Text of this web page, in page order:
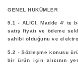
GENEL HÜKÜMLER
5.1 - ALICI, Madde 4’ te
satış fiyatı ve ödeme
sahibi olduğunu ve
5.2 - Sözleşme konusu
bir ürün için alıcının